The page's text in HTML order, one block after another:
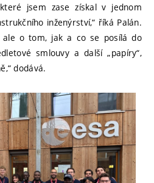
jsem zase získal v jednom
inženýrství,“ říká Palán.
ale o tom, jak a co se posílá do
smlouvy a další „papíry“,
dodává.